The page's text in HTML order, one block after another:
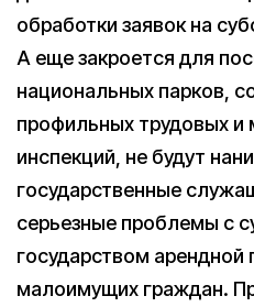
обработки заявок на
А еще закроется для
национальных парков,
профильных трудовых и
инспекций, не будут
государственные
серьезные проблемы с
государством арендной
малоимущих граждан.